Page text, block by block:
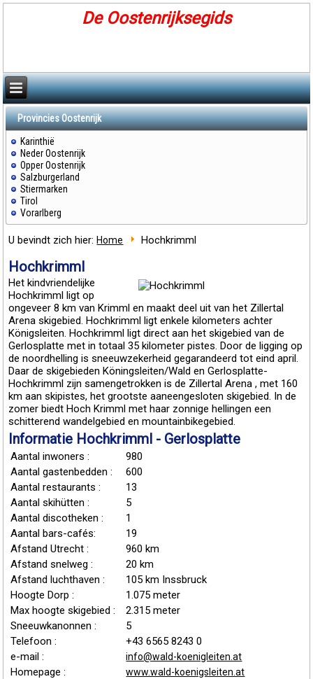
De Oostenrijksegids
Provincies Oostenrijk
Karinthië
Neder Oostenrijk
Opper Oostenrijk
Salzburgerland
Stiermarken
Tirol
Vorarlberg
U bevindt zich hier:Home Hochkrimml
Hochkrimml
Het kindvriendelijke
Hochkrimml ligt op
ongeveer 8 km van Krimml en maakt deel uit van het Zillertal
Arena skigebied. Hochkrimml ligt enkele kilometers achter
Königsleiten. Hochkrimml ligt direct aan het skigebied van de
Gerlosplatte met in totaal 35 kilometer pistes. Door de ligging op
de noordhelling is sneeuwzekerheid gegarandeerd tot eind april.
Daar de skigebieden Köningsleiten/Wald en Gerlosplatte-
Hochkrimml zijn samengetrokken is de Zillertal Arena , met 160
km aan skipistes, het grootste aaneengesloten skigebied. In de
zomer biedt Hoch Krimml met haar zonnige hellingen een
schitterend wandelgebied en mountainbikegebied.
Informatie Hochkrimml - Gerlosplatte
Aantal inwoners :
980
Aantal gastenbedden :
600
Aantal restaurants :
13
Aantal skihütten :
5
Aantal discotheken :
1
Aantal bars-cafés:
19
Afstand Utrecht :
960 km
Afstand snelweg :
20 km
Afstand luchthaven :
105 km Inssbruck
Hoogte Dorp :
1.075 meter
Max hoogte skigebied :
2.315 meter
Sneeuwkanonnen :
5
Telefoon :
+43 6565 8243 0
e-mail :
info@wald-koenigleiten.at
Homepage : www.wald-koenigsleiten.at